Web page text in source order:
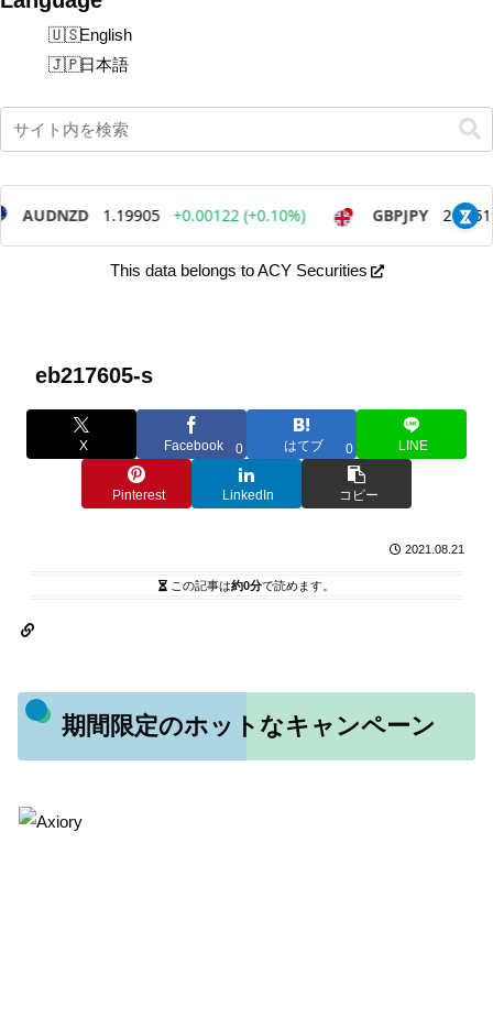
English
日本語
This data belongs to ACY Securities
eb217605-s
X Facebook 0 はてブ 0 LINE
Pinterest LinkedIn コピー
2021.08.21
この記事は約0分で読めます。
期間限定のホットなキャンペーン